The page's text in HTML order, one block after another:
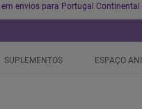
em envios para Portugal
SUPLEMENTOS ESPAÇO